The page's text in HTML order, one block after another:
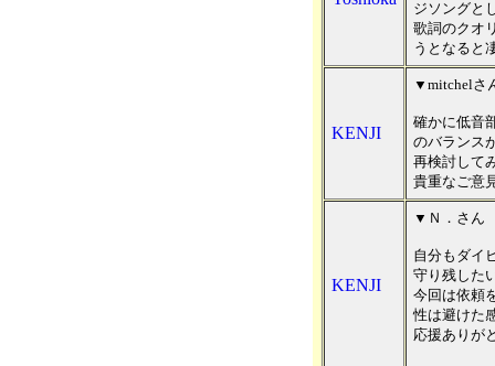
ジソングと
歌詞のクオ
うとなると
KENJI
▼mitchelさ
確かに低音
のバランス
再検討して
貴重なご意
KENJI
▼Ｎ．さん
自分もダイ
守り残した
今回は依頼
性は避けた
応援ありが